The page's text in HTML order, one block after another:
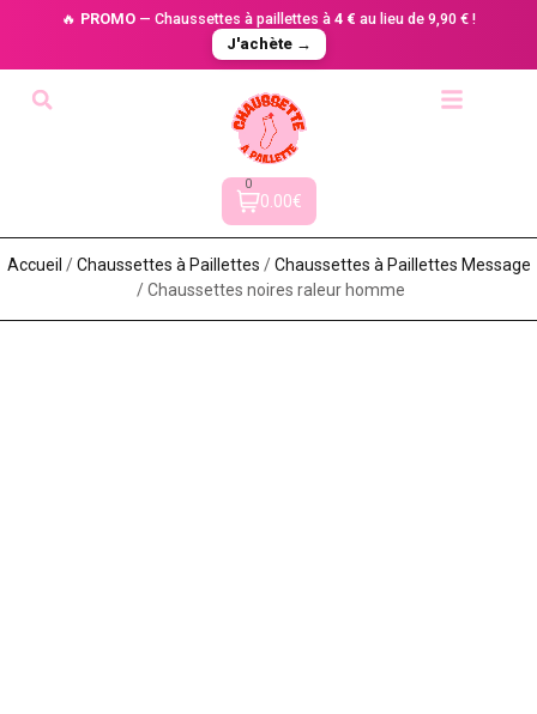
🔥 PROMO — Chaussettes à paillettes à 4 € au lieu de 9,90 € !
J'achète →
0
0.00€
Accueil /Chaussettes à Paillette​s /Chaussettes à Paillettes Message​
/ Chaussettes noires raleur homme